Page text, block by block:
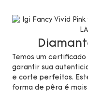
Temos um
garantir sua
e corte perfeitos.
forma de pêra é